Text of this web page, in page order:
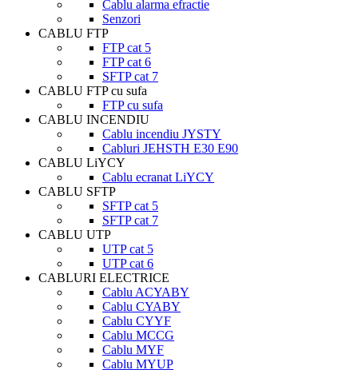
Cablu alarma efractie
Senzori
CABLU FTP
FTP cat 5
FTP cat 6
SFTP cat 7
CABLU FTP cu sufa
FTP cu sufa
CABLU INCENDIU
Cablu incendiu JYSTY
Cabluri JEHSTH E30 E90
CABLU LiYCY
Cablu ecranat LiYCY
CABLU SFTP
SFTP cat 5
SFTP cat 7
CABLU UTP
UTP cat 5
UTP cat 6
CABLURI ELECTRICE
Cablu ACYABY
Cablu CYABY
Cablu CYYF
Cablu MCCG
Cablu MYF
Cablu MYUP